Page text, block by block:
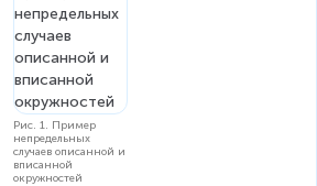
Рис. 1. Пример
непредельных
случаев описанной и
вписанной
окружностей